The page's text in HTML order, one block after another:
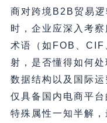
商对跨境B2B贸易
时，企业应深入考
术语（如FOB、CIF
射，是否懂得如何
数据结构以及国际
仅具备国内电商平
特殊属性一知半解